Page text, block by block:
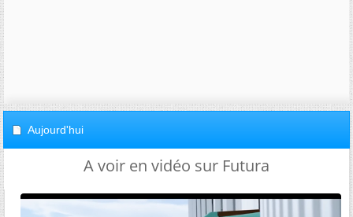
Aujourd'hui
A voir en vidéo sur Futura